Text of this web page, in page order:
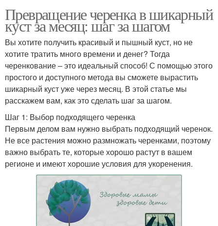
Превращение черенка в шикарный
куст за месяц: шаг за шагом
Вы хотите получить красивый и пышный куст, но не
хотите тратить много времени и денег? Тогда
черенкование – это идеальный способ! С помощью этого
простого и доступного метода вы сможете вырастить
шикарный куст уже через месяц. В этой статье мы
расскажем вам, как это сделать шаг за шагом.
Шаг 1: Выбор подходящего черенка
Первым делом вам нужно выбрать подходящий черенок.
Не все растения можно размножать черенками, поэтому
важно выбрать те, которые хорошо растут в вашем
регионе и имеют хорошие условия для укоренения.